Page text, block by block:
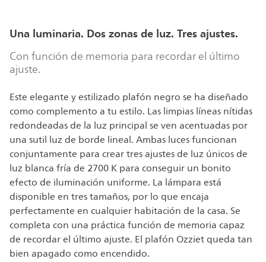
Una luminaria. Dos zonas de luz. Tres ajustes.
Con función de memoria para recordar el último
ajuste.
Este elegante y estilizado plafón negro se ha diseñado
como complemento a tu estilo. Las limpias líneas nítidas
redondeadas de la luz principal se ven acentuadas por
una sutil luz de borde lineal. Ambas luces funcionan
conjuntamente para crear tres ajustes de luz únicos de
luz blanca fría de 2700 K para conseguir un bonito
efecto de iluminación uniforme. La lámpara está
disponible en tres tamaños, por lo que encaja
perfectamente en cualquier habitación de la casa. Se
completa con una práctica función de memoria capaz
de recordar el último ajuste. El plafón Ozziet queda tan
bien apagado como encendido.